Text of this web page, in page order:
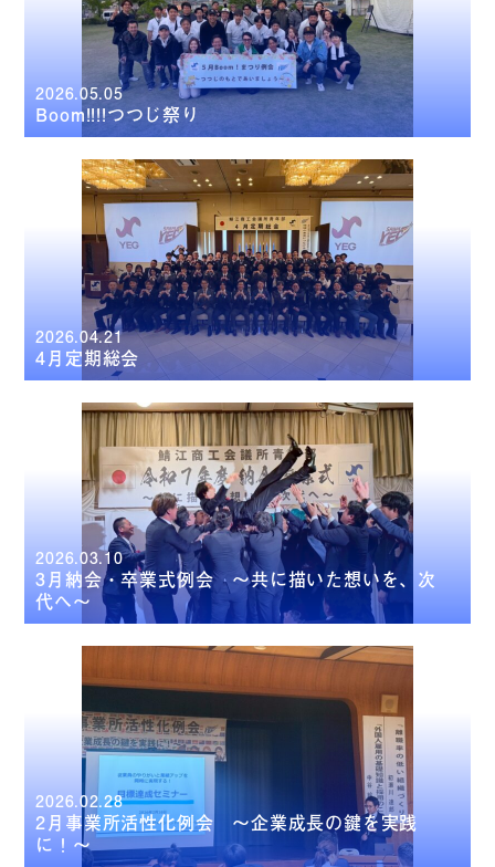
2026.05.05
Boom!!!!つつじ祭り
2026.04.21
4月定期総会
2026.03.10
3月納会・卒業式例会 ～共に描いた想いを、次
代へ～
2026.02.28
2月事業所活性化例会 ～企業成長の鍵を実践
に！～